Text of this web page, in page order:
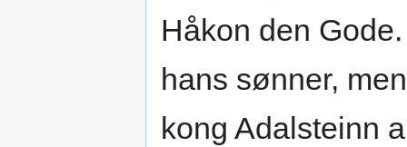
Håkon den
hans sønner,
kong Adalsteinn